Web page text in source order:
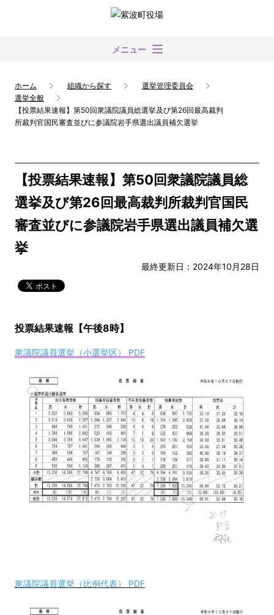
メニュー
ホーム 組織から探す
選挙管理委員会
選挙全般
【投票結果速報】第50回衆議院議員総選挙及び第26回最高裁判
所裁判官国民審査並びに参議院岩手県選出議員補欠選挙
【投票結果速報】第50回衆議院議員総
選挙及び第26回最高裁判所裁判官国民
審査並びに参議院岩手県選出議員補欠選
挙
最終更新日：2024年10月28日
投票結果速報【午後8時】
衆議院議員選挙（小選挙区） PDF
衆議院議員選挙（比例代表） PDF